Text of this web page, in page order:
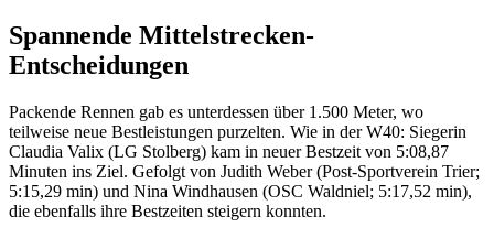
Spannende Mittelstrecken-
Entscheidungen
Packende Rennen gab es unterdessen über 1.500 Meter, wo
teilweise neue Bestleistungen purzelten. Wie in der W40: Siegerin
Claudia Valix (LG Stolberg) kam in neuer Bestzeit von 5:08,87
Minuten ins Ziel. Gefolgt von Judith Weber (Post-Sportverein Trier;
5:15,29 min) und Nina Windhausen (OSC Waldniel; 5:17,52 min),
die ebenfalls ihre Bestzeiten steigern konnten.